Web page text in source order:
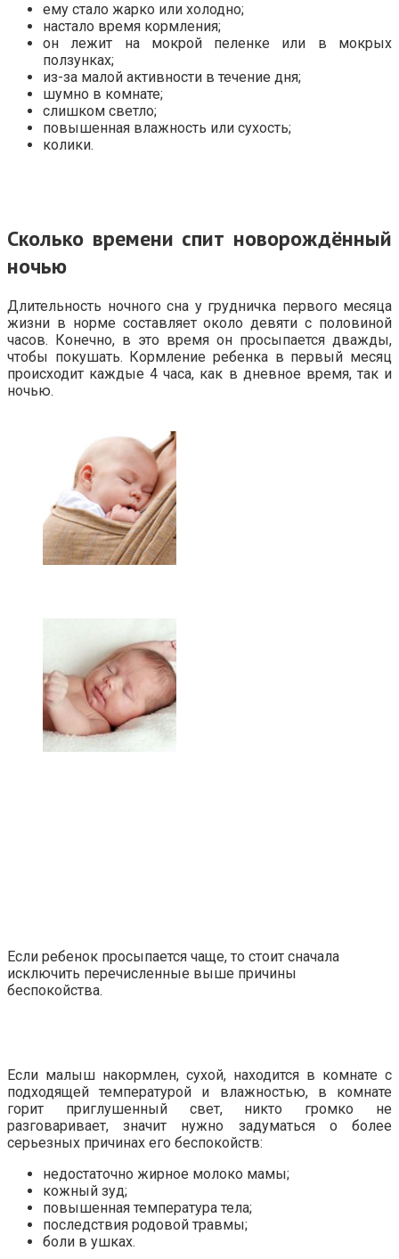
ему стало жарко или холодно;
настало время кормления;
он лежит на мокрой пеленке или в мокрых
ползунках;
из-за малой активности в течение дня;
шумно в комнате;
слишком светло;
повышенная влажность или сухость;
колики.
Сколько времени спит новорождённый
ночью
Длительность ночного сна у грудничка первого месяца
жизни в норме составляет около девяти с половиной
часов. Конечно, в это время он просыпается дважды,
чтобы покушать. Кормление ребенка в первый месяц
происходит каждые 4 часа, как в дневное время, так и
ночью.
Если ребенок просыпается чаще, то стоит сначала
исключить перечисленные выше причины
беспокойства.
Если малыш накормлен, сухой, находится в комнате с
подходящей температурой и влажностью, в комнате
горит приглушенный свет, никто громко не
разговаривает, значит нужно задуматься о более
серьезных причинах его беспокойств:
недостаточно жирное молоко мамы;
кожный зуд;
повышенная температура тела;
последствия родовой травмы;
боли в ушках.